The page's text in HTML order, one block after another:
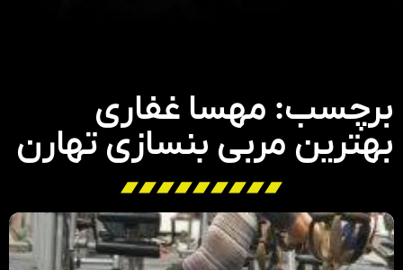
برچسب: مهسا غفاری
بهترین مربی بنسازی تهارن